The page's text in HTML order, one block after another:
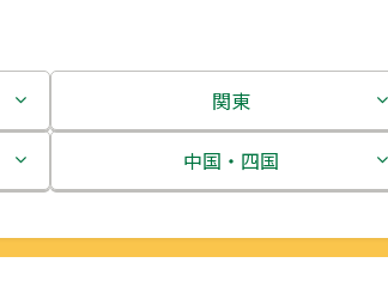
関東
茨城県
中国・四国